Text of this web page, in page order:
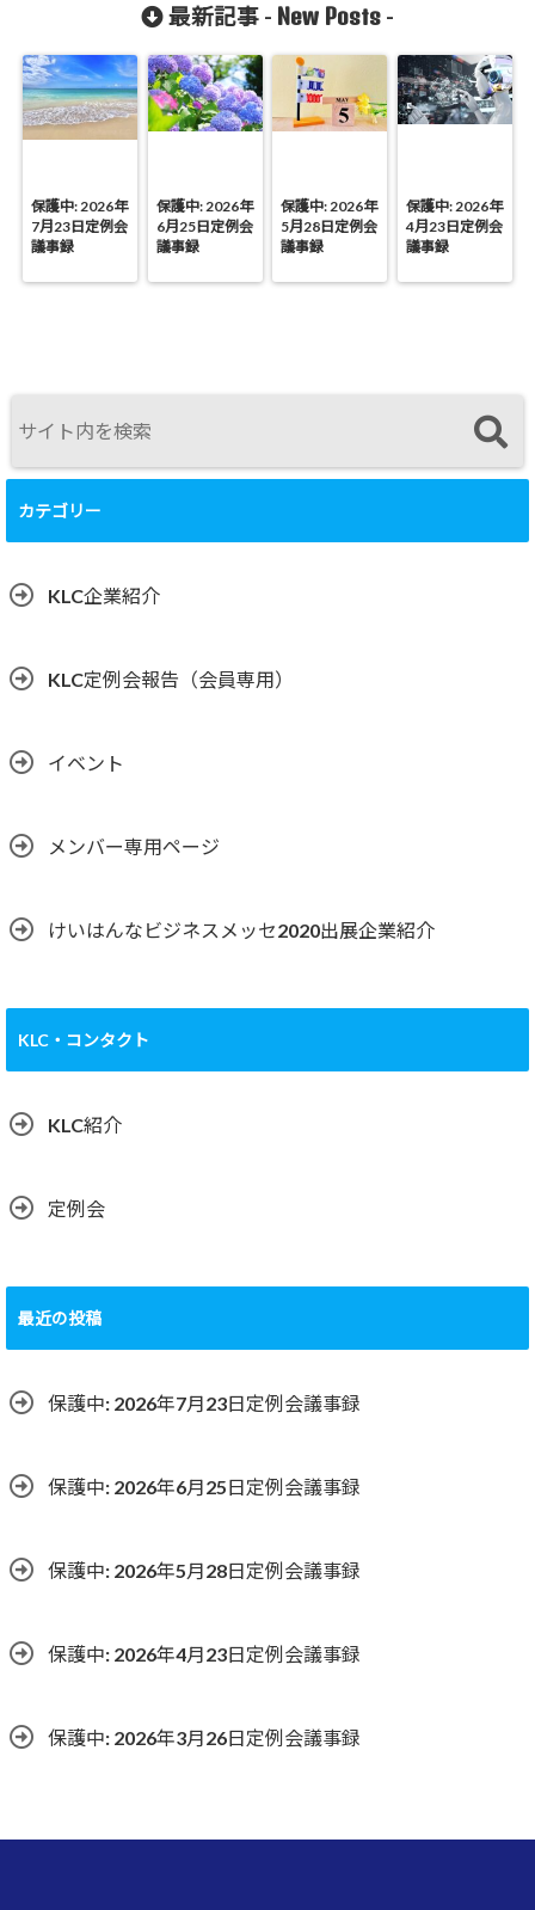
最新記事 - New Posts -
保護中: 2026年
7月23日定例会
議事録
保護中: 2026年
6月25日定例会
議事録
保護中: 2026年
5月28日定例会
議事録
保護中: 2026年
4月23日定例会
議事録
カテゴリー
KLC企業紹介
KLC定例会報告（会員専用）
イベント
メンバー専用ページ
けいはんなビジネスメッセ2020出展企業紹介
KLC・コンタクト
KLC紹介
定例会
最近の投稿
保護中: 2026年7月23日定例会議事録
保護中: 2026年6月25日定例会議事録
保護中: 2026年5月28日定例会議事録
保護中: 2026年4月23日定例会議事録
保護中: 2026年3月26日定例会議事録